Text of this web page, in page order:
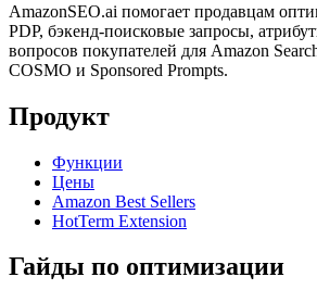
AmazonSEO.ai помогает продавцам
PDP, бэкенд-поисковые запросы,
вопросов покупателей для Amazon
COSMO и Sponsored Prompts.
Продукт
Функции
Цены
Amazon Best Sellers
HotTerm Extension
Гайды по оптимизации